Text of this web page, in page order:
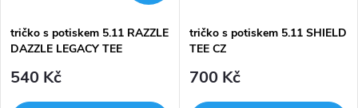
tričko s potiskem 5.11 RAZZLE
DAZZLE LEGACY TEE
540 Kč
tričko s potiskem 5.11 SHIELD
TEE CZ
700 Kč